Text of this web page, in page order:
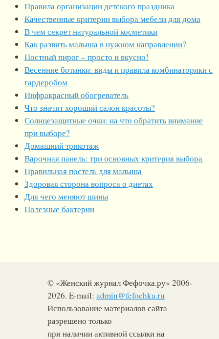
Правила организации детского праздника
Качественные критерии выбора мебели для дома
В чем секрет натуральной косметики
Как развить малыша в нужном направлении?
Постный пирог – просто и вкусно!
Весенние ботинки: виды и правила комбинаторики с
гардеробом
Инфракрасный обогреватель
Что значит хороший салон красоты?
Солнцезащитные очки: на что обратить внимание
при выборе?
Домашний трикотаж
Варочная панель: три основных критерия выбора
Правильная постель для малыша
Здоровая сторона вопроса о диетах
Для чего меняют шины
Полезные бактерии
© «Женский журнал Фефочка.ру» 2006-
2026. E-mail: admin@fefochka.ru
Использование материалов сайта
разрешено только
при наличии активной ссылки на